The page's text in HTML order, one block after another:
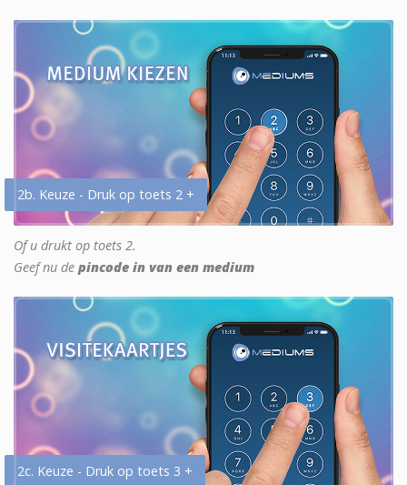
2b. Keuze - Druk op toets 2 +
Of u drukt op toets 2.
Geef nu de pincode in van een medium
2c. Keuze - Druk op toets 3 +